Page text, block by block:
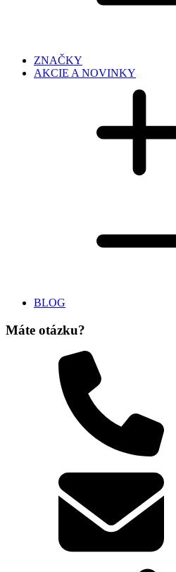
ZNAČKY
AKCIE A NOVINKY
BLOG
Máte otázku?